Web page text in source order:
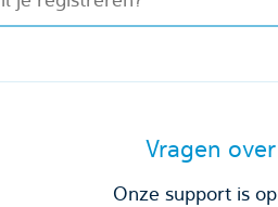
Vragen
Onze support is